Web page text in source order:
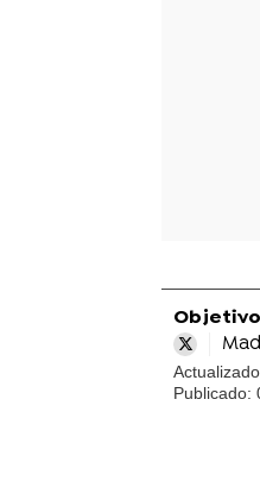
Publicado: